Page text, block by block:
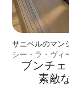
サニベルのマン
シー・ラ・ヴィ
ブンチ
素⁠敵⁠